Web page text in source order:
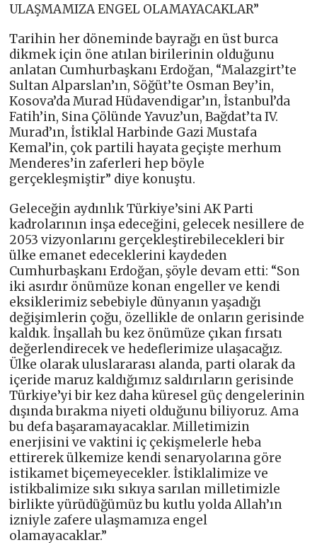
ULAŞMAMIZA ENGEL OLAMAYACAKLAR”
Tarihin her döneminde bayrağı en üst burca
dikmek için öne atılan birilerinin olduğunu
anlatan Cumhurbaşkanı Erdoğan, “Malazgirt’te
Sultan Alparslan’ın, Söğüt’te Osman Bey’in,
Kosova’da Murad Hüdavendigar’ın, İstanbul’da
Fatih’in, Sina Çölünde Yavuz’un, Bağdat’ta IV.
Murad’ın, İstiklal Harbinde Gazi Mustafa
Kemal’in, çok partili hayata geçişte merhum
Menderes’in zaferleri hep böyle
gerçekleşmiştir” diye konuştu.
Geleceğin aydınlık Türkiye’sini AK Parti
kadrolarının inşa edeceğini, gelecek nesillere de
2053 vizyonlarını gerçekleştirebilecekleri bir
ülke emanet edeceklerini kaydeden
Cumhurbaşkanı Erdoğan, şöyle devam etti: “Son
iki asırdır önümüze konan engeller ve kendi
eksiklerimiz sebebiyle dünyanın yaşadığı
değişimlerin çoğu, özellikle de onların gerisinde
kaldık. İnşallah bu kez önümüze çıkan fırsatı
değerlendirecek ve hedeflerimize ulaşacağız.
Ülke olarak uluslararası alanda, parti olarak da
içeride maruz kaldığımız saldırıların gerisinde
Türkiye’yi bir kez daha küresel güç dengelerinin
dışında bırakma niyeti olduğunu biliyoruz. Ama
bu defa başaramayacaklar. Milletimizin
enerjisini ve vaktini iç çekişmelerle heba
ettirerek ülkemize kendi senaryolarına göre
istikamet biçemeyecekler. İstiklalimize ve
istikbalimize sıkı sıkıya sarılan milletimizle
birlikte yürüdüğümüz bu kutlu yolda Allah’ın
izniyle zafere ulaşmamıza engel
olamayacaklar.”